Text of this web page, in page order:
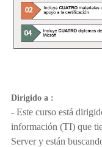
Dirigido a :
- Este curso está
información (TI) que
Server y están